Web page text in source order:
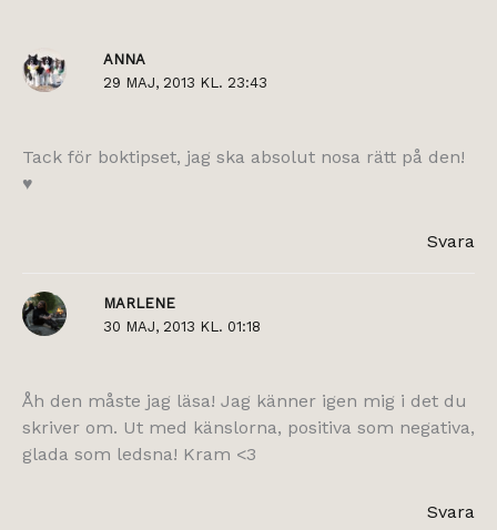
ANNA
29 MAJ, 2013 KL. 23:43
Tack för boktipset, jag ska absolut nosa rätt på den!
♥
Svara
MARLENE
30 MAJ, 2013 KL. 01:18
Åh den måste jag läsa! Jag känner igen mig i det du
skriver om. Ut med känslorna, positiva som negativa,
glada som ledsna! Kram <3
Svara